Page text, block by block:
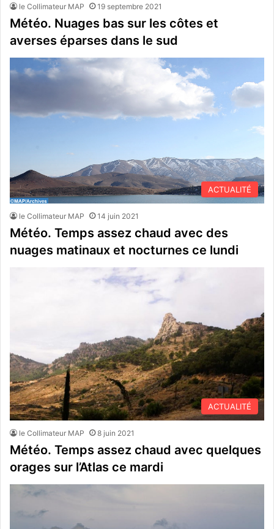
le Collimateur MAP 19 septembre 2021
Météo. Nuages bas sur les côtes et
averses éparses dans le sud
ACTUALITÉ
le Collimateur MAP 14 juin 2021
Météo. Temps assez chaud avec des
nuages matinaux et nocturnes ce lundi
ACTUALITÉ
le Collimateur MAP 8 juin 2021
Météo. Temps assez chaud avec quelques
orages sur l’Atlas ce mardi